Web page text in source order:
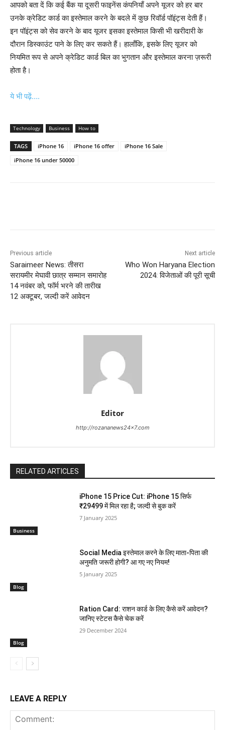
आपको बता दें कि कई बैंक या दूसरी फाइनेंस कंपनियाँ अपने यूजर को हर बार
उनके क्रेडिट कार्ड का इस्तेमाल करने के बदले में कुछ रिवॉर्ड पॉइंट्स देती हैं।
इन पॉइंट्स को सेव करने के बाद यूजर इसका इस्तेमाल किसी भी खरीदारी के
दौरान डिस्काउंट पाने के लिए कर सकते हैं। हालाँकि, इसके लिए यूजर को
नियमित रूप से अपने क्रेडिट कार्ड बिल का भुगतान और इस्तेमाल करना ज़रूरी
होता है।
ये भी पढ़ें….
Technology Business How to
TAGS iPhone 16 iPhone 16 offer
iPhone 16 Sale
iPhone 16 under 50000
Previous article
Saraimeer News: तीसरा
सरायमीर मेघावी छात्र सम्मान समारोह
14 नवंबर को, फॉर्म भरने की तारीख
12 अक्टूबर, जल्दी करें आवेदन
Next article
Who Won Haryana Election
2024: विजेताओं की पूरी सूची
Editor
http://rozananews24x7.com
RELATED ARTICLES
Business
iPhone 15 Price Cut: iPhone 15 सिर्फ
₹29499 में मिल रहा है; जल्दी से बुक करें
7 January 2025
Blog
Social Media इस्तेमाल करने के लिए माता-पिता की
अनुमति जरूरी होगी? आ गए नए नियम!
5 January 2025
Blog
Ration Card: राशन कार्ड के लिए कैसे करें आवेदन?
जानिए स्टेटस कैसे चेक करें
29 December 2024
LEAVE A REPLY